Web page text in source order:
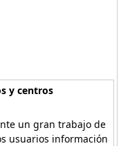
y centros
un gran trabajo de
usuarios información